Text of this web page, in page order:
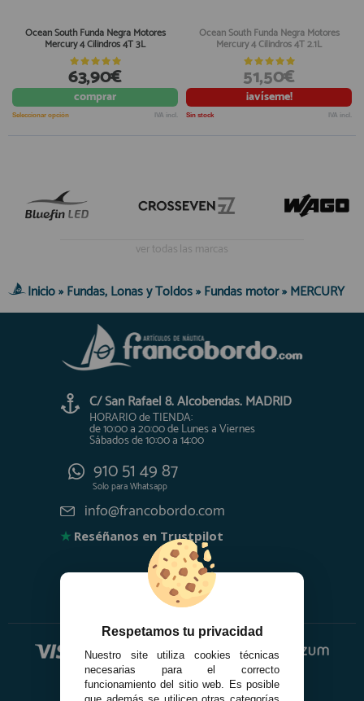
Ocean South Funda Negra Motores
Mercury 4 Cilindros 4T 3L
63,90€
comprar
Seleccionar opción IVA incl.
Ocean South Funda Negra Motores
Mercury 4 Cilindros 4T 2.1L
51,50€
¡avíseme!
Sin stock IVA incl.
ver todas las marcas
Inicio»Fundas, Lonas y Toldos»Fundas motor»MERCURY
C/ San Rafael 8. Alcobendas. MADRID
HORARIO de TIENDA:
de 10:00 a 20:00 de Lunes a Viernes
Sábados de 10:00 a 14:00
910 51 49 87
Solo paraWhatsapp
info@francobordo.com
★ Reséñanos en Trustpilot
Respetamos tu privacidad
Nuestro site utiliza cookies técnicas
necesarias para el correcto
funcionamiento del sitio web. Es posible